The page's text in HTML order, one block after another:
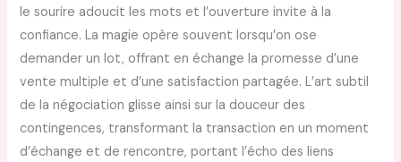
le sourire adoucit les mots et l’ouverture invite à la
confiance. La magie opère souvent lorsqu’on ose
demander un lot, offrant en échange la promesse d’une
vente multiple et d’une satisfaction partagée. L’art subtil
de la négociation glisse ainsi sur la douceur des
contingences, transformant la transaction en un moment
d’échange et de rencontre, portant l’écho des liens